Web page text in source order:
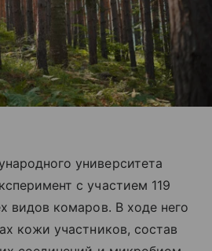
университета
с участием 119
видов комаров. В ходе него
кожи участников, состав